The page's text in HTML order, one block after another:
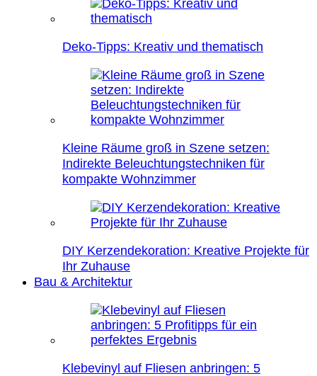
Deko-Tipps: Kreativ und thematisch
Kleine Räume groß in Szene setzen:
Indirekte Beleuchtungstechniken für
kompakte Wohnzimmer
DIY Kerzendekoration: Kreative Projekte für
Ihr Zuhause
Bau & Architektur
Klebevinyl auf Fliesen anbringen: 5